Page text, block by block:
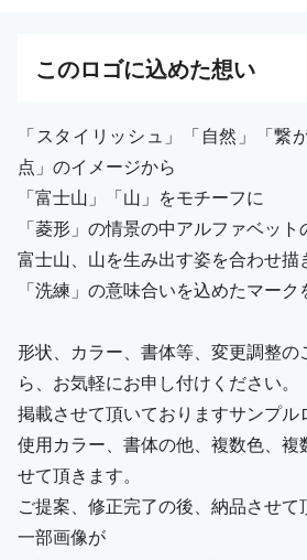
このロゴに込めた想い
「スタイリッシュ」「自然」「繋
点」のイメージから
「富士山」「山」をモチーフに
「菱形」の情景の中アルファベッ
富士山、山を生み出す姿を合わせ描
「洗練」の意味合いを込めたマーク
形状、カラー、書体等、変更調整の
ら、お気軽にお申し付けください。
掲載させて頂いておりますサンプル
使用カラー、書体の他、複数色、複
せて頂きます。
ご提案、修正完了の後、納品させ
一部画像が